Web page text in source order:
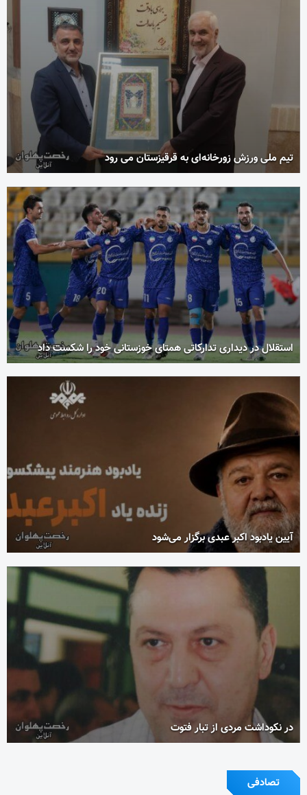
تیم ملی ورزش زورخانه‌ای به قرقیزستان می رود
استقلال در دیداری تدارکاتی همتای خوزستانی خود را شکست داد
آیین یادبود اکبر عبدی برگزار می‌شود
در نکوداشت مردی از تبار فتوت
تصادفی